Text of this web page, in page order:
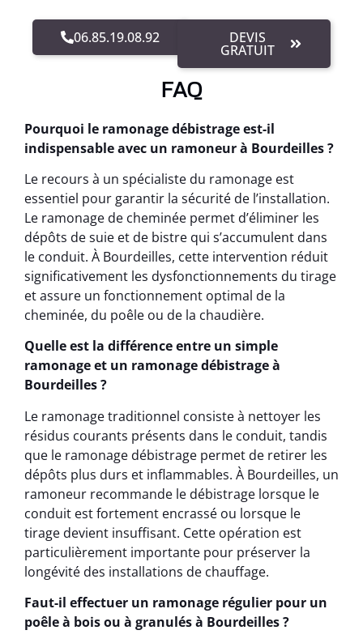
06.85.19.08.92 DEVIS
GRATUIT
FAQ
Pourquoi le ramonage débistrage est-il
indispensable avec un ramoneur à Bourdeilles ?
Le recours à un spécialiste du ramonage est
essentiel pour garantir la sécurité de l’installation.
Le ramonage de cheminée permet d’éliminer les
dépôts de suie et de bistre qui s’accumulent dans
le conduit. À Bourdeilles, cette intervention réduit
significativement les dysfonctionnements du tirage
et assure un fonctionnement optimal de la
cheminée, du poêle ou de la chaudière.
Quelle est la différence entre un simple
ramonage et un ramonage débistrage à
Bourdeilles ?
Le ramonage traditionnel consiste à nettoyer les
résidus courants présents dans le conduit, tandis
que le ramonage débistrage permet de retirer les
dépôts plus durs et inflammables. À Bourdeilles, un
ramoneur recommande le débistrage lorsque le
conduit est fortement encrassé ou lorsque le
tirage devient insuffisant. Cette opération est
particulièrement importante pour préserver la
longévité des installations de chauffage.
Faut-il effectuer un ramonage régulier pour un
poêle à bois ou à granulés à Bourdeilles ?